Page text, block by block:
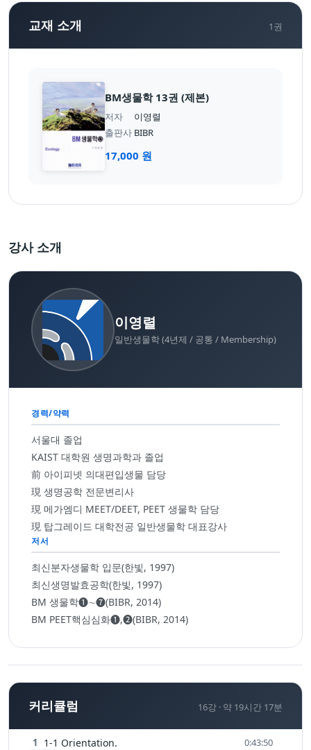
교재 소개 1권
BM생물학 13권 (제본)
저자
이영렬
출판사 BIBR
17,000 원
강사 소개
이영렬
일반생물학 (4년제 / 공통 / Membership)
경력/약력
서울대 졸업
KAIST 대학원 생명과학과 졸업
前 아이피넷 의대편입생물 담당
現 생명공학 전문변리사
現 메가엠디 MEET/DEET, PEET 생물학 담당
現 탑그레이드 대학전공 일반생물학 대표강사
저서
최신분자생물학 입문(한빛, 1997)
최신생명발효공학(한빛, 1997)
BM 생물학❶∼❼(BIBR, 2014)
BM PEET핵심심화❶,❷(BIBR, 2014)
커리큘럼 16강 · 약 19시간 17분
1 1-1 Orientation. 0:43:50